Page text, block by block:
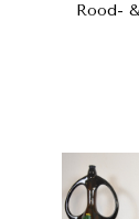
Rood-